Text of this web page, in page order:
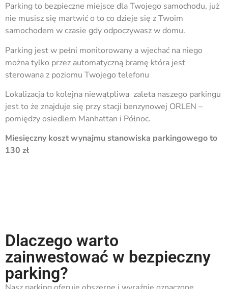
Parking to bezpieczne miejsce dla Twojego samochodu, już
nie musisz się martwić o to co dzieje się z Twoim
samochodem w czasie gdy odpoczywasz w domu.
Parking jest w pełni monitorowany a wjechać na niego
można tylko przez automatyczną bramę która jest
sterowana z poziomu Twojego telefonu
Lokalizacja to kolejna niewątpliwa zaleta naszego parkingu
jest to że znajduje się przy stacji benzynowej ORLEN –
pomiędzy osiedlem Manhattan i Północ.
Miesięczny koszt wynajmu stanowiska parkingowego to
130 zł
Dlaczego warto
zainwestować w bezpieczny
parking?